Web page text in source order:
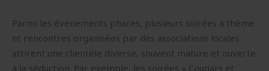
Parmi les événements phares, plusieurs soirées à thème
et rencontres organisées par des associations locales
attirent une clientèle diverse, souvent mature et ouverte
à la séduction. Par exemple, les soirées « Cougars et